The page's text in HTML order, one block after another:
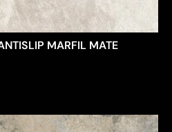
MARFIL MATE